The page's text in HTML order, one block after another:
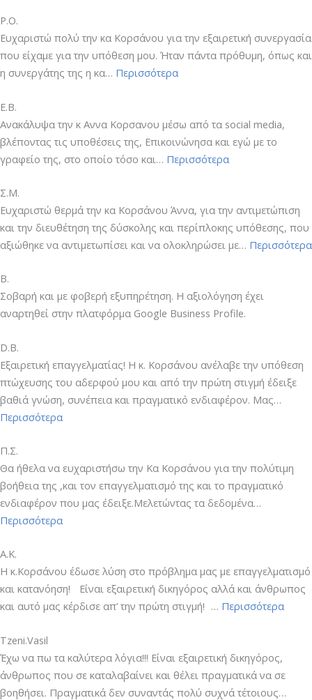
Ρ.Ο.
Ευχαριστώ πολύ την κα Κορσάνου για την εξαιρετική συνεργασία
που είχαμε για την υπόθεση μου. Ήταν πάντα πρόθυμη, όπως και
η συνεργάτης της η κα… Περισσότερα“Ρ.Ο.”
E.B.
Ανακάλυψα την κ Αννα Κορσανου μέσω από τα social media,
βλέποντας τις υποθέσεις της, Επικοινώνησα και εγώ με το
γραφείο της, στο οποίο τόσο και… Περισσότερα“E.B.”
Σ.Μ.
Ευχαριστώ θερμά την κα Κορσάνου Άννα, για την αντιμετώπιση
και την διευθέτηση της δύσκολης και περίπλοκης υπόθεσης, που
αξιώθηκε να αντιμετωπίσει και να ολοκληρώσει με… Περισσότερα
Β.
Σοβαρή και με φοβερή εξυπηρέτηση. Η αξιολόγηση έχει
αναρτηθεί στην πλατφόρμα Google Business Profile.
D.B.
Εξαιρετική επαγγελματίας! Η κ. Κορσάνου ανέλαβε την υπόθεση
πτώχευσης του αδερφού μου και από την πρώτη στιγμή έδειξε
βαθιά γνώση, συνέπεια και πραγματικό ενδιαφέρον. Μας…
Περισσότερα“D.B.”
Π.Σ.
Θα ήθελα να ευχαριστήσω την Κα Κορσάνου για την πολύτιμη
βοήθεια της ,και τον επαγγελματισμό της και το πραγματικό
ενδιαφέρον που μας έδειξε.Μελετώντας τα δεδομένα…
Περισσότερα“Π.Σ.”
A.K.
Η κ.Κορσάνου έδωσε λύση στο πρόβλημα μας με επαγγελματισμό
και κατανόηση! Είναι εξαιρετική δικηγόρος αλλά και άνθρωπος
και αυτό μας κέρδισε απ’ την πρώτη στιγμή! … Περισσότερα“A.K.”
Tzeni.Vasil
Έχω να πω τα καλύτερα λόγια!!! Είναι εξαιρετική δικηγόρος,
άνθρωπος που σε καταλαβαίνει και θέλει πραγματικά να σε
βοηθήσει. Πραγματικά δεν συναντάς πολύ συχνά τέτοιους…